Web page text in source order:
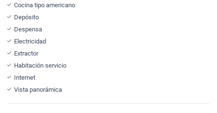
Cocina tipo americano
Depósito
Despensa
Electricidad
Extractor
Habitación servicio
Internet
Vista panorámica